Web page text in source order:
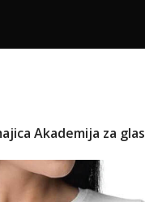
Akademija za glas